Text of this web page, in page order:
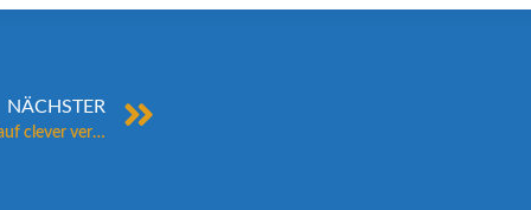
NÄCHSTER
Beim Immobilienkauf clever verhandeln